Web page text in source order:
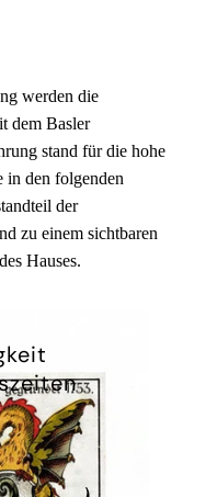
werden die
dem Basler
stand für die hohe
in den folgenden
der
zu einem sichtbaren
Hauses.